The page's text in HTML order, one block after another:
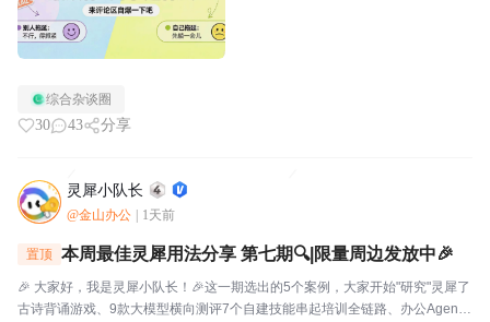
综合杂谈圈
30 43 分享
灵犀小队长
@金山办公 1天前
置顶 本周最佳灵犀用法分享 第七期🔍|限量周边发放中🎉
🎉 大家好，我是灵犀小队长！🎉这一期选出的5个案例，大家开始"研究"灵犀了
古诗背诵游戏、9款大模型横向测评7个自建技能串起培训全链路、办公Agent